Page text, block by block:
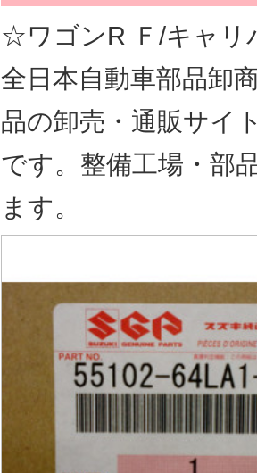
☆ワゴンR Ｆ/キャリ
全日本自動車部品卸
品の卸売・通販サイ
です。整備工場・部
ます。